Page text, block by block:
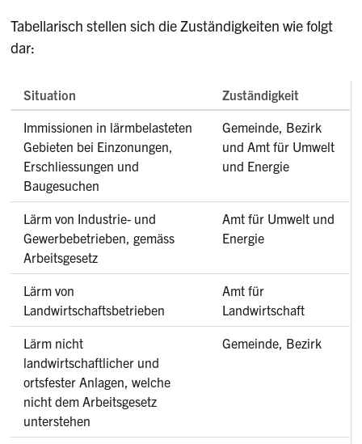
Tabellarisch stellen sich die Zuständigkeiten wie folgt
dar:
Situation
Zuständigkeit
Immissionen in lärmbelasteten
Gebieten bei Einzonungen,
Erschliessungen und
Baugesuchen
Gemeinde, Bezirk
und Amt für Umwelt
und Energie
Lärm von Industrie- und
Gewerbebetrieben, gemäss
Arbeitsgesetz
Amt für Umwelt und
Energie
Lärm von
Landwirtschaftsbetrieben
Amt für
Landwirtschaft
Lärm nicht
landwirtschaftlicher und
ortsfester Anlagen, welche
nicht dem Arbeitsgesetz
unterstehen
Gemeinde, Bezirk